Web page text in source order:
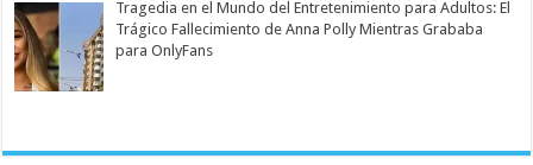
Tragedia en el Mundo del Entretenimiento para Adultos: El
Trágico Fallecimiento de Anna Polly Mientras Grababa
para OnlyFans